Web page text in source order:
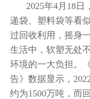
2025年4月18
递袋、塑料袋等看
过回收利用，摇身
生活中，软塑无处
环境的一大负担。
告》数据显示，
约为1500万吨，而